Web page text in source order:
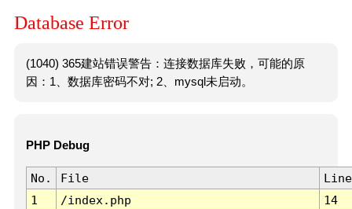
Database Error
(1040) 365建站错误警告：连接数据库失败，可能的原
因：1、数据库密码不对; 2、mysql未启动。
PHP Debug
No. File
Line
1
/index.php 14